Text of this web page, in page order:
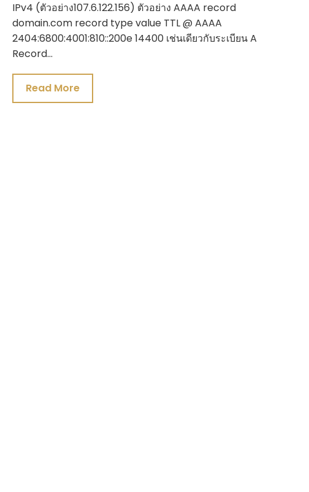
IPv4 (ตัวอย่าง107.6.122.156) ตัวอย่าง AAAA record
domain.com record type value TTL @ AAAA
2404:6800:4001:810::200e 14400 เช่นเดียวกับระเบียน A
Record…
Read More